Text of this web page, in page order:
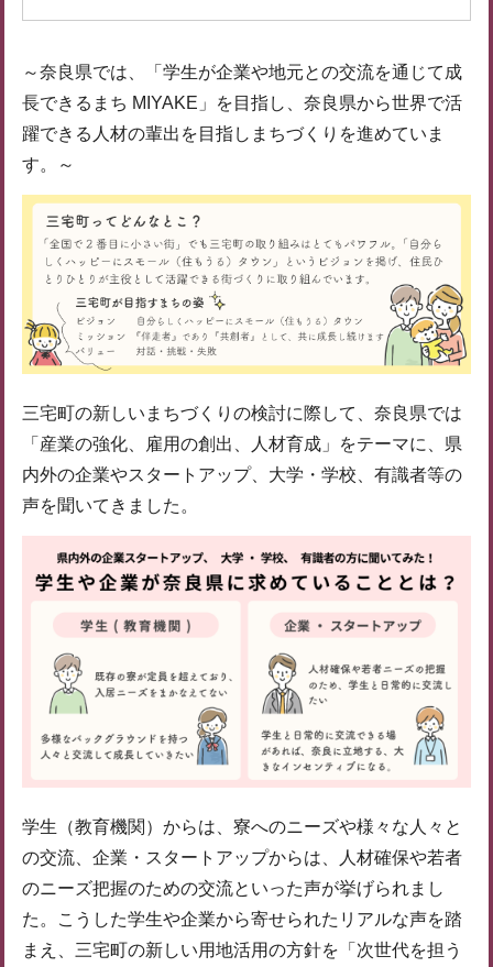
～奈良県では、「学生が企業や地元との交流を通じて成
長できるまち MIYAKE」を目指し、奈良県から世界で活
躍できる人材の輩出を目指しまちづくりを進めていま
す。～
三宅町の新しいまちづくりの検討に際して、奈良県では
「産業の強化、雇用の創出、人材育成」をテーマに、県
内外の企業やスタートアップ、大学・学校、有識者等の
声を聞いてきました。
学生（教育機関）からは、寮へのニーズや様々な人々と
の交流、企業・スタートアップからは、人材確保や若者
のニーズ把握のための交流といった声が挙げられまし
た。こうした学生や企業から寄せられたリアルな声を踏
まえ、三宅町の新しい用地活用の方針を「次世代を担う